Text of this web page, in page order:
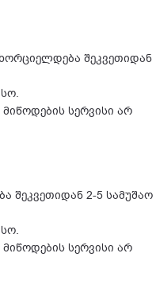
შეკვეთიდან
სერვისი არ
შეკვეთიდან 2-5 სამუშაო
სერვისი არ